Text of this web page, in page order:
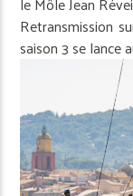
Retransmission
saison 3 se lance